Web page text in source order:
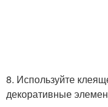
8. Используйте
декоративные